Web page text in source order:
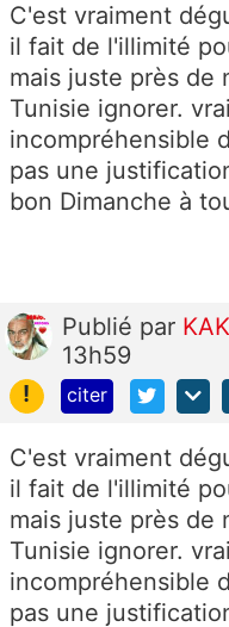
C'est vraiment
il fait de l'illimité
mais juste près de
Tunisie ignorer.
incompréhensible
pas une
bon Dimanche à
Publié par
13h59
!
citer
C'est vraiment
il fait de l'illimité
mais juste près de
Tunisie ignorer.
incompréhensible
pas une